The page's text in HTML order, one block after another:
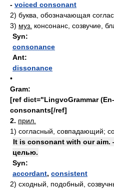
- voiced consonant
2) буква, обозначающая
3) муз. консонанс, созвучие,
Syn:
consonance
Ant:
dissonance
•
Gram:
[ref dict="LingvoGrammar
consonants[/ref]
2. прил.
1) согласный, совпадающий;
It is consonant with our aim.
целью.
Syn:
accordant, consistent
2) сходный, подобный,